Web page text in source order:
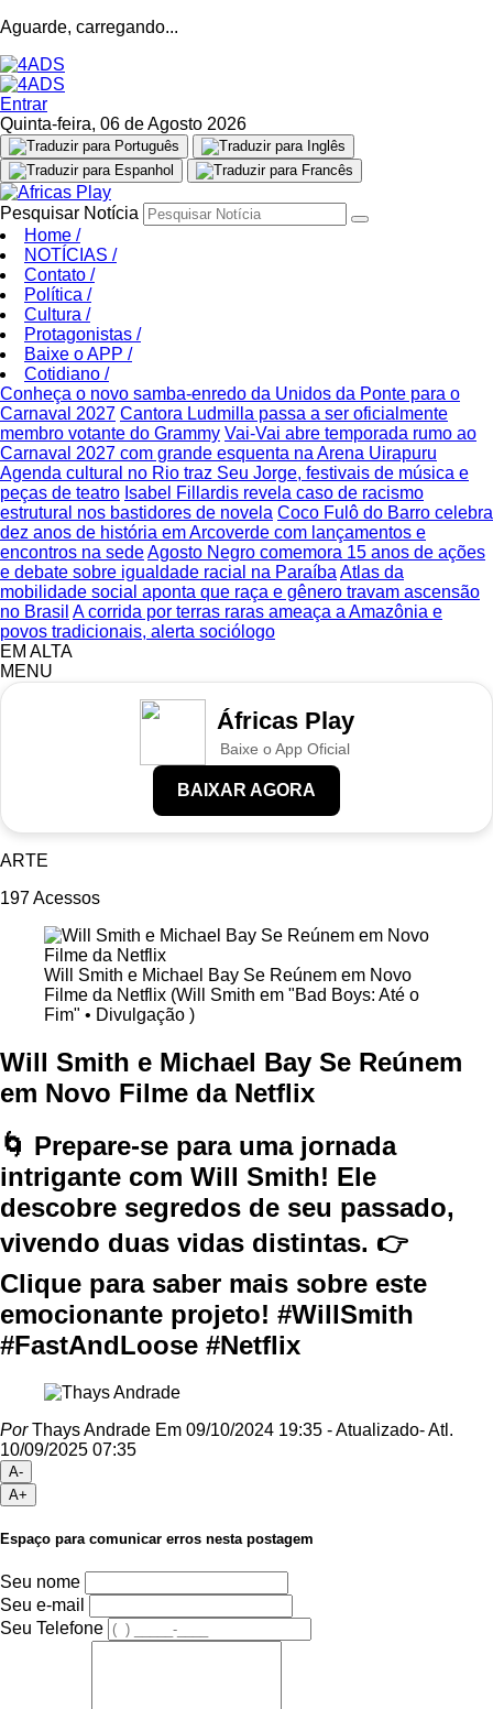
Aguarde, carregando...
Entrar
Quinta-feira, 06 de Agosto 2026
Pesquisar Notícia
Home /
NOTÍCIAS /
Contato /
Política /
Cultura /
Protagonistas /
Baixe o APP /
Cotidiano /
Conheça o novo samba-enredo da Unidos da Ponte para o
Carnaval 2027 Cantora Ludmilla passa a ser oficialmente
membro votante do Grammy Vai-Vai abre temporada rumo ao
Carnaval 2027 com grande esquenta na Arena Uirapuru
Agenda cultural no Rio traz Seu Jorge, festivais de música e
peças de teatro Isabel Fillardis revela caso de racismo
estrutural nos bastidores de novela Coco Fulô do Barro celebra
dez anos de história em Arcoverde com lançamentos e
encontros na sedeAgosto Negro comemora 15 anos de ações
e debate sobre igualdade racial na Paraíba Atlas da
mobilidade social aponta que raça e gênero travam ascensão
no Brasil A corrida por terras raras ameaça a Amazônia e
povos tradicionais, alerta sociólogo
EM ALTA
MENU
Áfricas Play
Baixe o App Oficial
BAIXAR AGORA
ARTE
197Acessos
Will Smith e Michael Bay Se Reúnem em Novo
Filme da Netflix (Will Smith em "Bad Boys: Até o
Fim" • Divulgação )
Will Smith e Michael Bay Se Reúnem
em Novo Filme da Netflix
🌀 Prepare-se para uma jornada
intrigante com Will Smith! Ele
descobre segredos de seu passado,
vivendo duas vidas distintas. 👉
Clique para saber mais sobre este
emocionante projeto! #WillSmith
#FastAndLoose #Netflix
PorThays Andrade Em 09/10/2024 19:35 - Atualizado- Atl.
10/09/2025 07:35
A-
A+
Espaço para comunicar erros nesta postagem
Seu nome
Seu e-mail
Seu Telefone